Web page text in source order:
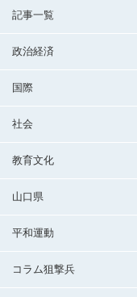
記事一覧
政治経済
国際
社会
教育文化
山口県
平和運動
コラム狙撃兵